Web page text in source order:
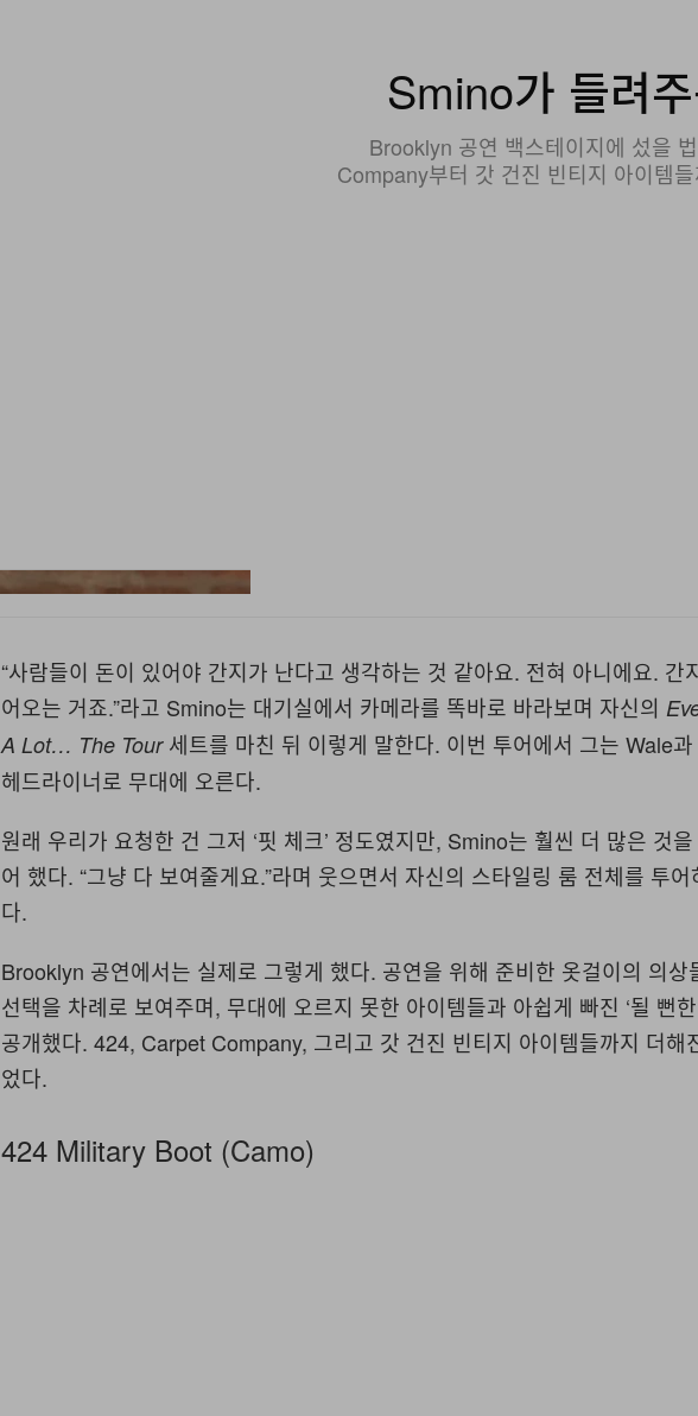
Hypebeast
Smino가 들려
Brooklyn 공연 백스테이지에 섰을
Company부터 갓 건진 빈티지 아이템
“사람들이 돈이 있어야 간지가 난다고 생각하는 것 같아요. 전혀 아니에요. 간
어오는 거죠.”라고 Smino는 대기실에서 카메라를 똑바로 바라보며 자신의
A Lot… The Tour세트를 마친 뒤 이렇게 말한다. 이번 투어에서 그는 Wale
헤드라이너로 무대에 오른다.
원래 우리가 요청한 건 그저 ‘핏 체크’ 정도였지만, Smino는 훨씬 더 많은 것
어 했다. “그냥 다 보여줄게요.”라며 웃으면서 자신의 스타일링 룸 전체를 투어
다.
Brooklyn 공연에서는 실제로 그렇게 했다. 공연을 위해 준비한 옷걸이의 의상
선택을 차례로 보여주며, 무대에 오르지 못한 아이템들과 아쉽게 빠진 ‘될 뻔한
공개했다. 424, Carpet Company, 그리고 갓 건진 빈티지 아이템들까지 더해
었다.
424 Military Boot (Camo)